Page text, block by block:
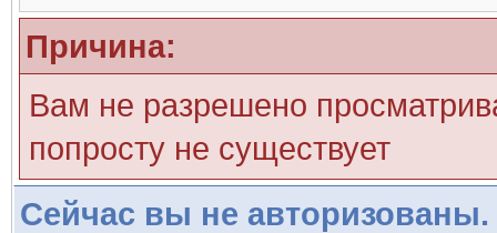
Причина:
Вам не разрешено
попросту не существует
Сейчас вы не авторизованы.